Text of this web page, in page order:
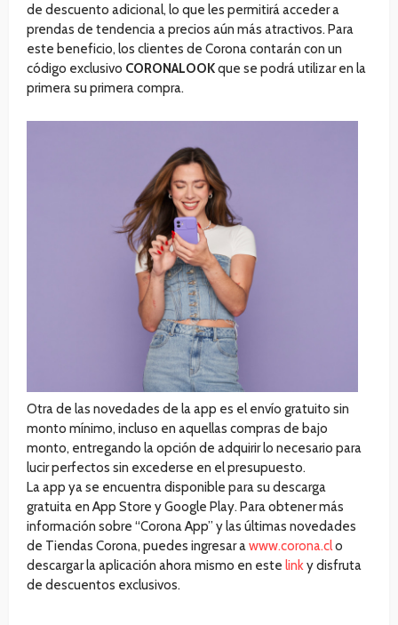
de descuento adicional, lo que les permitirá acceder a
prendas de tendencia a precios aún más atractivos. Para
este beneficio, los clientes de Corona contarán con un
código exclusivo CORONALOOKque se podrá utilizar en la
primera su primera compra.
Otra de las novedades de la app es el envío gratuito sin
monto mínimo, incluso en aquellas compras de bajo
monto, entregando la opción de adquirir lo necesario para
lucir perfectos sin excederse en el presupuesto.
La app ya se encuentra disponible para su descarga
gratuita en App Store y Google Play. Para obtener más
información sobre “Corona App” y las últimas novedades
de Tiendas Corona, puedes ingresar awww.corona.clo
descargar la aplicación ahora mismo en este linky disfruta
de descuentos exclusivos.